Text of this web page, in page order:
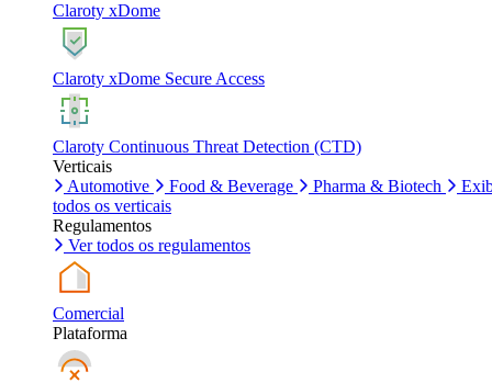
Claroty xDome
Claroty xDome Secure Access
Claroty Continuous Threat Detection (CTD)
Verticais
Automotive
Food & Beverage Pharma & Biotech
todos os verticais
Regulamentos
Ver todos os regulamentos
Comercial
Plataforma